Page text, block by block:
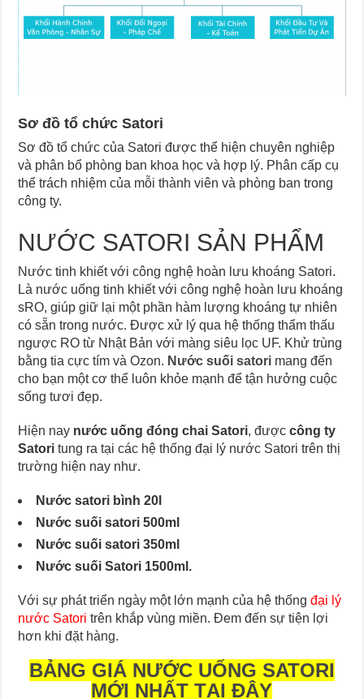
Sơ đồ tổ chức Satori
Sơ đồ tổ chức của Satori được thể hiện chuyên nghiệp
và phân bổ phòng ban khoa học và hợp lý. Phân cấp cụ
thể trách nhiệm của mỗi thành viên và phòng ban trong
công ty.
NƯỚC SATORI SẢN PHẨM
Nước tinh khiết với công nghệ hoàn lưu khoáng Satori.
Là nước uống tinh khiết với công nghệ hoàn lưu khoáng
sRO, giúp giữ lại một phần hàm lượng khoáng tự nhiên
có sẵn trong nước. Được xử lý qua hệ thống thẩm thấu
ngược RO từ Nhật Bản với màng siêu lọc UF. Khử trùng
bằng tia cực tím và Ozon. Nước suối satori mang đến
cho bạn một cơ thể luôn khỏe mạnh để tận hưởng cuộc
sống tươi đẹp.
Hiện nay nước uống đóng chai Satori, đượccông ty
Satori tung ra tại các hệ thống đại lý nước Satori trên thị
trường hiện nay như.
Nước satori bình 20l
Nước suối satori 500ml
Nước suối satori 350ml
Nước suối Satori 1500ml.
Với sự phát triển ngày một lớn mạnh của hệ thốngđại lý
nước Satori trên khắp vùng miền. Đem đến sự tiện lợi
hơn khi đặt hàng.
BẢNG GIÁ NƯỚC UỐNG SATORI
MỚI NHẤT TẠI ĐÂY